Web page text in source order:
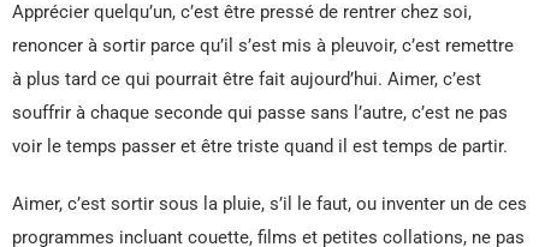
Apprécier quelqu’un, c’est être pressé de rentrer chez soi,
renoncer à sortir parce qu’il s’est mis à pleuvoir, c’est remettre
à plus tard ce qui pourrait être fait aujourd’hui. Aimer, c’est
souffrir à chaque seconde qui passe sans l’autre, c’est ne pas
voir le temps passer et être triste quand il est temps de partir.
Aimer, c’est sortir sous la pluie, s’il le faut, ou inventer un de ces
programmes incluant couette, films et petites collations, ne pas